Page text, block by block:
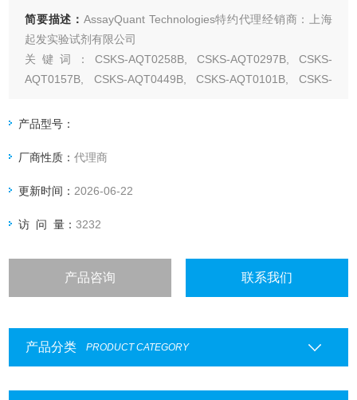
简要描述： AssayQuant Technologies特约代理经销商：上海
起发实验试剂有限公司
关键词：CSKS-AQT0258B, CSKS-AQT0297B, CSKS-
AQT0157B, CSKS-AQT0449B, CSKS-AQT0101B, CSKS-
AQT0101、美国AssayQuant
产品型号：
厂商性质：代理商
更新时间： 2026-06-22
访 问 量：3232
产品咨询 联系我们
产品分类 PRODUCT CATEGORY